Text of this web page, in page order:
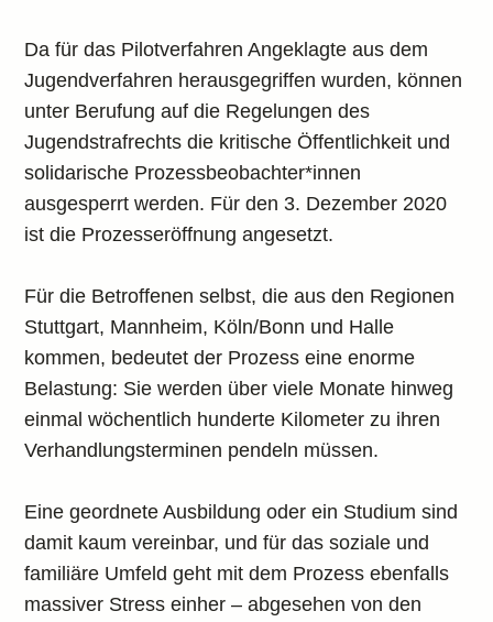
Da für das Pilotverfahren Angeklagte aus dem
Jugendverfahren herausgegriffen wurden, können
unter Berufung auf die Regelungen des
Jugendstrafrechts die kritische Öffentlichkeit und
solidarische Prozessbeobachter*innen
ausgesperrt werden. Für den 3. Dezember 2020
ist die Prozesseröffnung angesetzt.
Für die Betroffenen selbst, die aus den Regionen
Stuttgart, Mannheim, Köln/Bonn und Halle
kommen, bedeutet der Prozess eine enorme
Belastung: Sie werden über viele Monate hinweg
einmal wöchentlich hunderte Kilometer zu ihren
Verhandlungsterminen pendeln müssen.
Eine geordnete Ausbildung oder ein Studium sind
damit kaum vereinbar, und für das soziale und
familiäre Umfeld geht mit dem Prozess ebenfalls
massiver Stress einher – abgesehen von den